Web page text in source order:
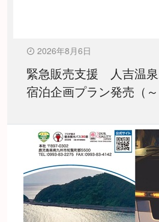
2026年8月6日
緊急販売支援 人吉温
宿泊企画プラン発売（～